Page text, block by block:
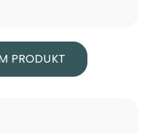
PRODUKT